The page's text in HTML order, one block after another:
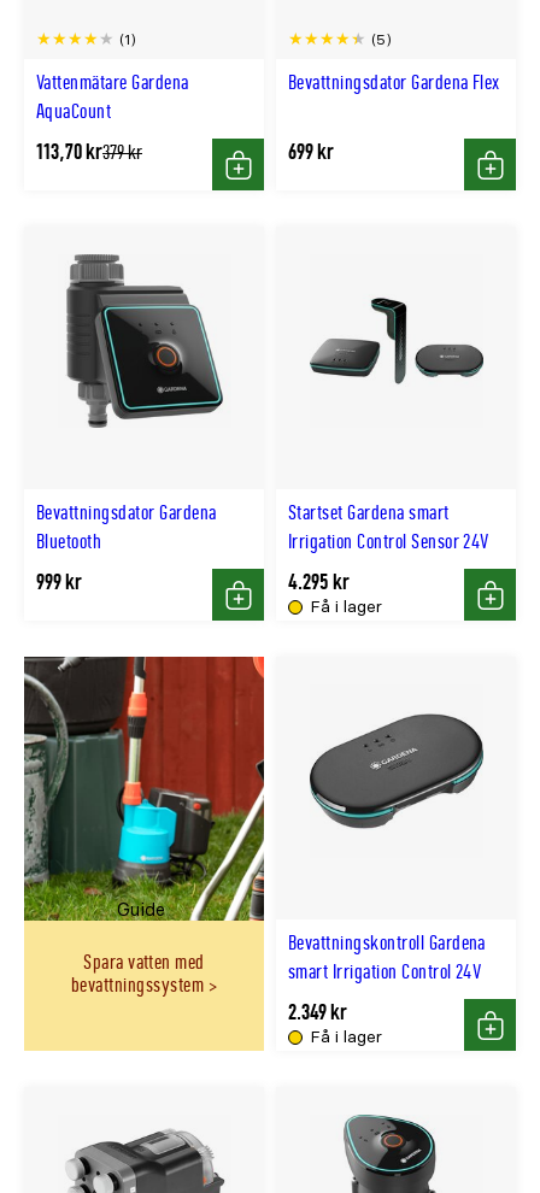
Vattenmätare Gardena
AquaCount
(1)
113,70 krTidligere
379 kr
Köp
Bevattningsdator Gardena Flex
(5)
699 kr
Köp
Bevattningsdator Gardena
Bluetooth
999 kr
Köp
Startset Gardena smart
Irrigation Control Sensor 24V
Få i lager
4.295 kr
Köp
Guide
Spara vatten med
bevattningssystem
Bevattningskontroll Gardena
smart Irrigation Control 24V
Få i lager
2.349 kr
Köp